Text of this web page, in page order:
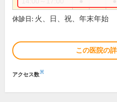
休診日: 火、日、祝、年末年始
この医院の
アクセス数※